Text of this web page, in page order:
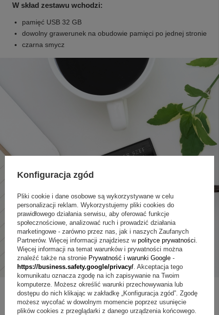
W skład zestawu wchodzi:
pamięć USB 32 GB
dowolny grawerunek na obudowie pamięci po jednej stronie
czarna smycz
Konfiguracja zgód
Pliki cookie i dane osobowe są wykorzystywane w celu
personalizacji reklam. Wykorzystujemy pliki cookies do
prawidłowego działania serwisu, aby oferować funkcje
społecznościowe, analizować ruch i prowadzić działania
marketingowe - zarówno przez nas, jak i naszych Zaufanych
Partnerów. Więcej informacji znajdziesz w polityce prywatności.
Więcej informacji na temat warunków i prywatności można
znaleźć także na stronie Prywatność i warunki Google -
https://business.safety.google/privacy/. Akceptacja tego
komunikatu oznacza zgodę na ich zapisywanie na Twoim
komputerze. Możesz określić warunki przechowywania lub
dostępu do nich klikając w zakładkę „Konfiguracja zgód”. Zgodę
możesz wycofać w dowolnym momencie poprzez usunięcie
plików cookies z przeglądarki z danego urządzenia końcowego.